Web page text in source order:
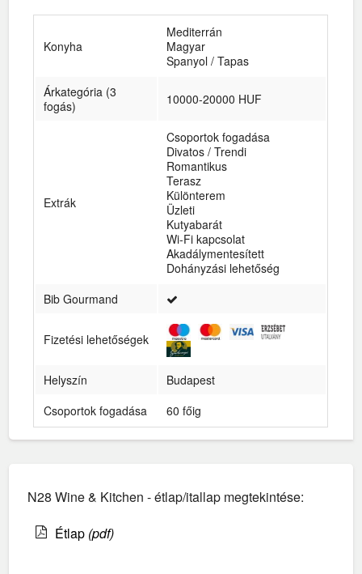
Konyha
Mediterrán
Magyar
Spanyol / Tapas
Árkategória (3
fogás)
10000-20000 HUF
Extrák
Csoportok fogadása
Divatos / Trendi
Romantikus
Terasz
Különterem
Üzleti
Kutyabarát
Wi-Fi kapcsolat
Akadálymentesített
Dohányzási lehetőség
Bib Gourmand
Fizetési lehetőségek
Helyszín
Budapest
Csoportok fogadása
60 főig
N28 Wine & Kitchen - étlap/itallap megtekintése:
Étlap (pdf)